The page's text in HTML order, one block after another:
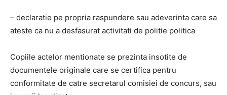
– declaratie pe propria raspundere sau adeverinta care sa
ateste ca nu a desfasurat activitati de politie politica
Copiile actelor mentionate se prezinta insotite de
documentele originale care se certifica pentru
conformitate de catre secretarul comisiei de concurs, sau